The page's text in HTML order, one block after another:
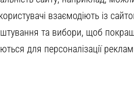
взаємодіють із
та вибори, щоб
для персоналізації